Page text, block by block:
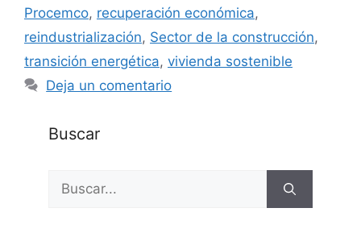
Procemco, recuperación económica,
reindustrialización, Sector de la construcción,
transición energética, vivienda sostenible
Deja un comentario
Buscar
Buscar: